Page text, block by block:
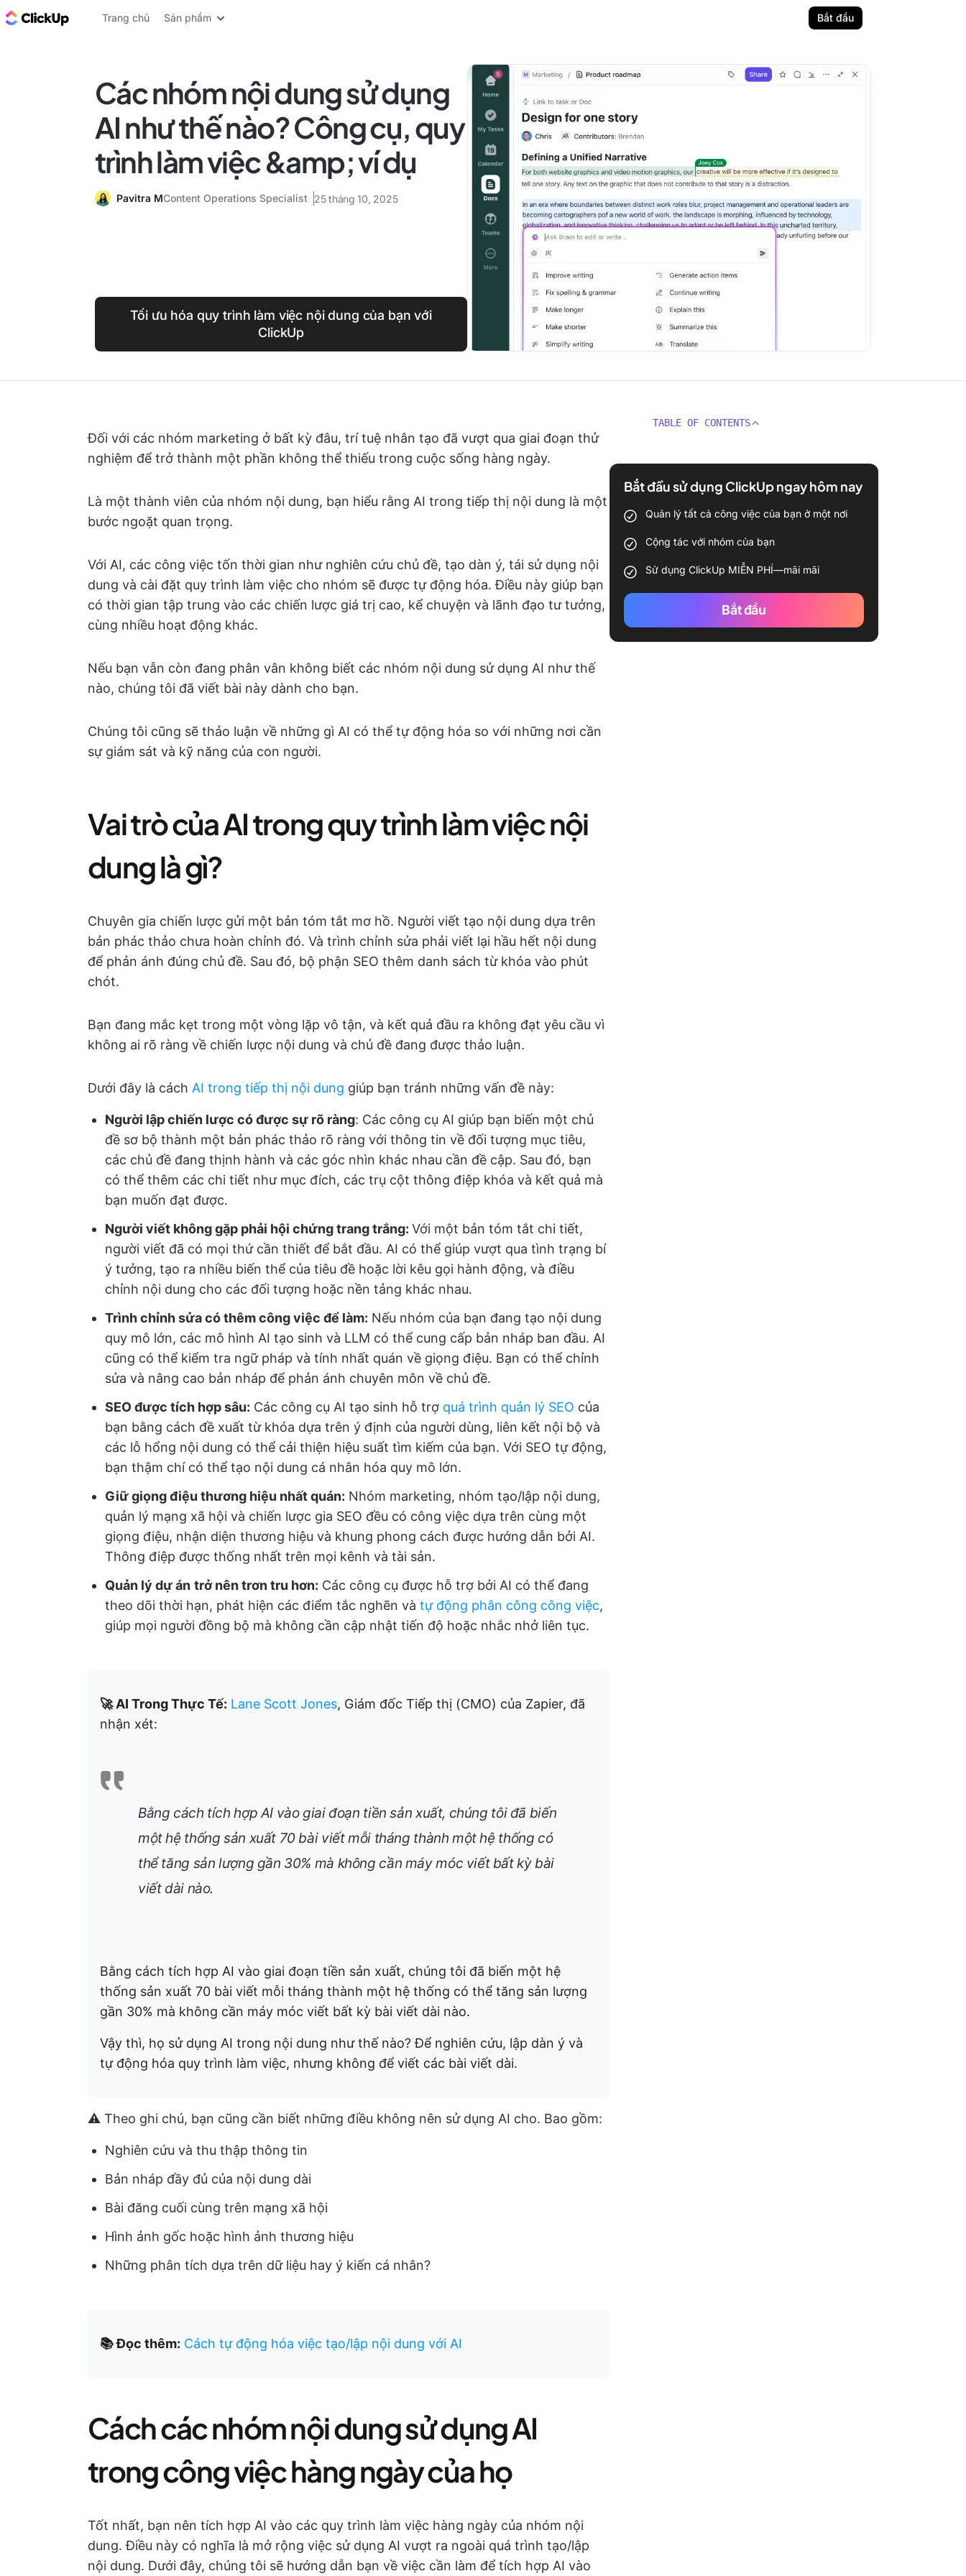
ClickUp Blog
Trang chủ Sản phẩm Bắt đầu
Các nhóm nội dung sử dụng
AI như thế nào? Công cụ, quy
trình làm việc &amp; ví dụ
Pavitra MContent Operations Specialist 25 tháng 10, 2025
Tối ưu hóa quy trình làm việc nội dung của bạn với
ClickUp
Đối với các nhóm marketing ở bất kỳ đâu, trí tuệ nhân tạo đã vượt qua giai đoạn thử
nghiệm để trở thành một phần không thể thiếu trong cuộc sống hàng ngày.
Là một thành viên của nhóm nội dung, bạn hiểu rằng AI trong tiếp thị nội dung là một
bước ngoặt quan trọng.
Với AI, các công việc tốn thời gian như nghiên cứu chủ đề, tạo dàn ý, tái sử dụng nội
dung và cài đặt quy trình làm việc cho nhóm sẽ được tự động hóa. Điều này giúp bạn
có thời gian tập trung vào các chiến lược giá trị cao, kể chuyện và lãnh đạo tư tưởng,
cùng nhiều hoạt động khác.
Nếu bạn vẫn còn đang phân vân không biết các nhóm nội dung sử dụng AI như thế
nào, chúng tôi đã viết bài này dành cho bạn.
Chúng tôi cũng sẽ thảo luận về những gì AI có thể tự động hóa so với những nơi cần
sự giám sát và kỹ năng của con người.
Vai trò của AI trong quy trình làm việc nội
dung là gì?
Chuyên gia chiến lược gửi một bản tóm tắt mơ hồ. Người viết tạo nội dung dựa trên
bản phác thảo chưa hoàn chỉnh đó. Và trình chỉnh sửa phải viết lại hầu hết nội dung
để phản ánh đúng chủ đề. Sau đó, bộ phận SEO thêm danh sách từ khóa vào phút
chót.
Bạn đang mắc kẹt trong một vòng lặp vô tận, và kết quả đầu ra không đạt yêu cầu vì
không ai rõ ràng về chiến lược nội dung và chủ đề đang được thảo luận.
Dưới đây là cách AI trong tiếp thị nội dung giúp bạn tránh những vấn đề này:
Người lập chiến lược có được sự rõ ràng: Các công cụ AI giúp bạn biến một chủ
đề sơ bộ thành một bản phác thảo rõ ràng với thông tin về đối tượng mục tiêu,
các chủ đề đang thịnh hành và các góc nhìn khác nhau cần đề cập. Sau đó, bạn
có thể thêm các chi tiết như mục đích, các trụ cột thông điệp khóa và kết quả mà
bạn muốn đạt được.
Người viết không gặp phải hội chứng trang trắng: Với một bản tóm tắt chi tiết,
người viết đã có mọi thứ cần thiết để bắt đầu. AI có thể giúp vượt qua tình trạng bí
ý tưởng, tạo ra nhiều biến thể của tiêu đề hoặc lời kêu gọi hành động, và điều
chỉnh nội dung cho các đối tượng hoặc nền tảng khác nhau.
Trình chỉnh sửa có thêm công việc để làm: Nếu nhóm của bạn đang tạo nội dung
quy mô lớn, các mô hình AI tạo sinh và LLM có thể cung cấp bản nháp ban đầu. AI
cũng có thể kiểm tra ngữ pháp và tính nhất quán về giọng điệu. Bạn có thể chỉnh
sửa và nâng cao bản nháp để phản ánh chuyên môn về chủ đề.
SEO được tích hợp sâu: Các công cụ AI tạo sinh hỗ trợ quá trình quản lý SEO của
bạn bằng cách đề xuất từ khóa dựa trên ý định của người dùng, liên kết nội bộ và
các lỗ hổng nội dung có thể cải thiện hiệu suất tìm kiếm của bạn. Với SEO tự động,
bạn thậm chí có thể tạo nội dung cá nhân hóa quy mô lớn.
Giữ giọng điệu thương hiệu nhất quán: Nhóm marketing, nhóm tạo/lập nội dung,
quản lý mạng xã hội và chiến lược gia SEO đều có công việc dựa trên cùng một
giọng điệu, nhận diện thương hiệu và khung phong cách được hướng dẫn bởi AI.
Thông điệp được thống nhất trên mọi kênh và tài sản.
Quản lý dự án trở nên trơn tru hơn: Các công cụ được hỗ trợ bởi AI có thể đang
theo dõi thời hạn, phát hiện các điểm tắc nghẽn và tự động phân công công việc,
giúp mọi người đồng bộ mà không cần cập nhật tiến độ hoặc nhắc nhở liên tục.
🚀 AI Trong Thực Tế: Lane Scott Jones, Giám đốc Tiếp thị (CMO) của Zapier, đã
nhận xét:
Bằng cách tích hợp AI vào giai đoạn tiền sản xuất, chúng tôi đã biến
một hệ thống sản xuất 70 bài viết mỗi tháng thành một hệ thống có
thể tăng sản lượng gần 30% mà không cần máy móc viết bất kỳ bài
viết dài nào.
Bằng cách tích hợp AI vào giai đoạn tiền sản xuất, chúng tôi đã biến một hệ
thống sản xuất 70 bài viết mỗi tháng thành một hệ thống có thể tăng sản lượng
gần 30% mà không cần máy móc viết bất kỳ bài viết dài nào.
Vậy thì, họ sử dụng AI trong nội dung như thế nào? Để nghiên cứu, lập dàn ý và
tự động hóa quy trình làm việc, nhưng không để viết các bài viết dài.
⚠️ Theo ghi chú, bạn cũng cần biết những điều không nên sử dụng AI cho. Bao gồm:
Nghiên cứu và thu thập thông tin
Bản nháp đầy đủ của nội dung dài
Bài đăng cuối cùng trên mạng xã hội
Hình ảnh gốc hoặc hình ảnh thương hiệu
Những phân tích dựa trên dữ liệu hay ý kiến cá nhân?
📚 Đọc thêm: Cách tự động hóa việc tạo/lập nội dung với AI
Cách các nhóm nội dung sử dụng AI
trong công việc hàng ngày của họ
Tốt nhất, bạn nên tích hợp AI vào các quy trình làm việc hàng ngày của nhóm nội
dung. Điều này có nghĩa là mở rộng việc sử dụng AI vượt ra ngoài quá trình tạo/lập
nội dung. Dưới đây, chúng tôi sẽ hướng dẫn bạn về việc cần làm để tích hợp AI vào
TABLE OF CONTENTS
Bắt đầu sử dụng ClickUp ngay hôm nay
Quản lý tất cả công việc của bạn ở một nơi
Cộng tác với nhóm của bạn
Sử dụng ClickUp MIỄN PHÍ—mãi mãi
Bắt đầu